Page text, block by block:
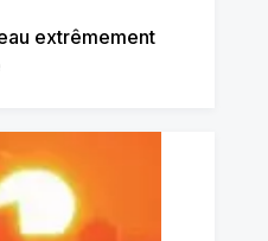
extrêmement